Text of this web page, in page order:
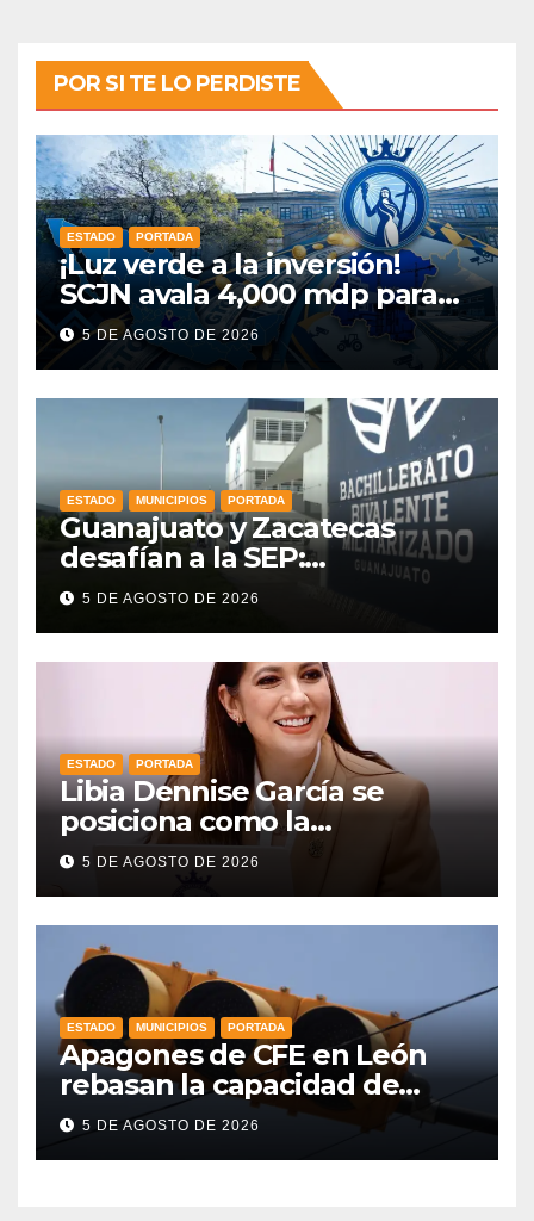
POR SI TE LO PERDISTE
ESTADO PORTADA
¡Luz verde a la inversión!
SCJN avala 4,000 mdp para
Guanajuato: ¿en qué se usará
este dinero?
5 DE AGOSTO DE 2026
ESTADO MUNICIPIOS PORTADA
Guanajuato y Zacatecas
desafían a la SEP:
mantendrán en operación
sus prepas militarizadas
5 DE AGOSTO DE 2026
ESTADO PORTADA
Libia Dennise García se
posiciona como la
gobernadora mejor evaluada
del país, según CE Research
5 DE AGOSTO DE 2026
ESTADO MUNICIPIOS PORTADA
Apagones de CFE en León
rebasan la capacidad de
respaldo en red de
semáforos
5 DE AGOSTO DE 2026